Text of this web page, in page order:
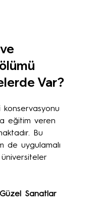
Var?
konservasyonu
eğitim veren
Bu
de uygulamalı
Sanatlar